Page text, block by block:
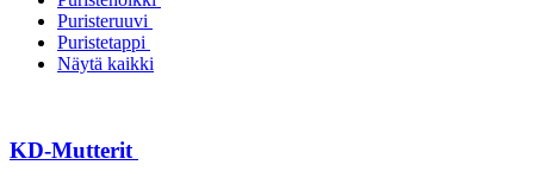
Puristeruuvi
Puristetappi
Näytä kaikki
KD-Mutterit